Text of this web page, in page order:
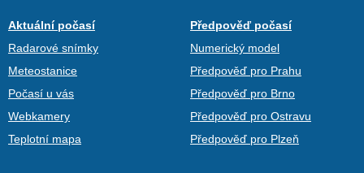
Aktuální počasí
Radarové snímky
Meteostanice
Počasí u vás
Webkamery
Teplotní mapa
Předpověď počasí
Numerický model
Předpověď pro Prahu
Předpověď pro Brno
Předpověď pro Ostravu
Předpověď pro Plzeň